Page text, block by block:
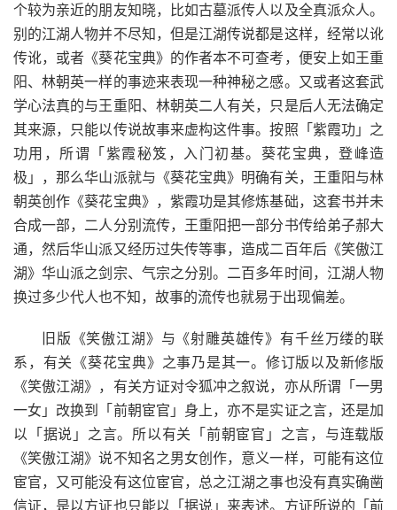
个较为亲近的朋友知晓，比如古墓派传人以及全真派众人。
别的江湖人物并不尽知，但是江湖传说都是这样，经常以讹
传讹，或者《葵花宝典》的作者本不可查考，便安上如王重
阳、林朝英一样的事迹来表现一种神秘之感。又或者这套武
学心法真的与王重阳、林朝英二人有关，只是后人无法确定
其来源，只能以传说故事来虚构这件事。按照「紫霞功」之
功用，所谓「紫霞秘笈，入门初基。葵花宝典，登峰造
极」，那么华山派就与《葵花宝典》明确有关，王重阳与林
朝英创作《葵花宝典》，紫霞功是其修炼基础，这套书并未
合成一部，二人分别流传，王重阳把一部分书传给弟子郝大
通，然后华山派又经历过失传等事，造成二百年后《笑傲江
湖》华山派之剑宗、气宗之分别。二百多年时间，江湖人物
换过多少代人也不知，故事的流传也就易于出现偏差。
旧版《笑傲江湖》与《射雕英雄传》有千丝万缕的联
系，有关《葵花宝典》之事乃是其一。修订版以及新修版
《笑傲江湖》，有关方证对令狐冲之叙说，亦从所谓「一男
一女」改换到「前朝宦官」身上，亦不是实证之言，还是加
以「据说」之言。所以有关「前朝宦官」之言，与连载版
《笑傲江湖》说不知名之男女创作，意义一样，可能有这位
宦官，又可能没有这位宦官，总之江湖之事也没有真实确凿
信证，是以方证也只能以「据说」来表述。方证所说的「前